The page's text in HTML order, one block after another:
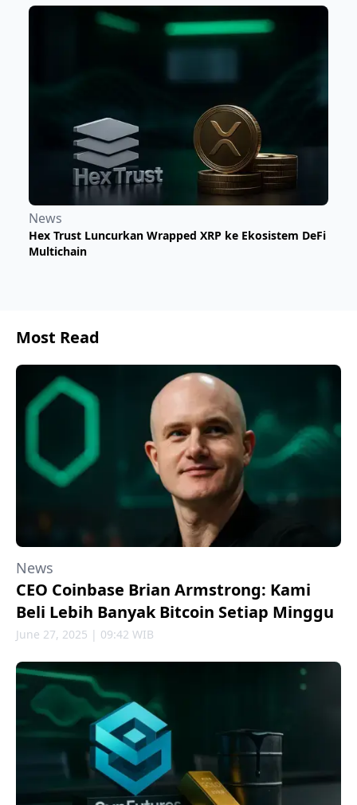
News
Hex Trust Luncurkan Wrapped XRP ke Ekosistem DeFi
Multichain
Most Read
News
CEO Coinbase Brian Armstrong: Kami
Beli Lebih Banyak Bitcoin Setiap Minggu
June 27, 2025 | 09:42 WIB